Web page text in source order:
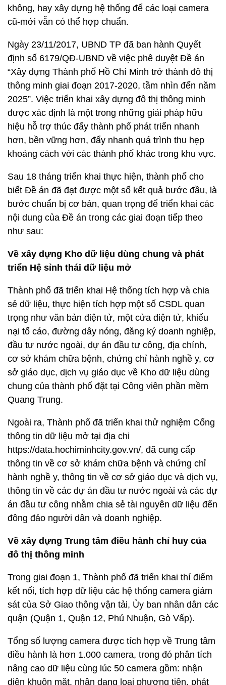
không, hay xây dựng hệ thống để các loại camera
cũ-mới vẫn có thể hợp chuẩn.
Ngày 23/11/2017, UBND TP đã ban hành Quyết
định số 6179/QĐ-UBND về việc phê duyệt Đề án
“Xây dựng Thành phố Hồ Chí Minh trở thành đô thị
thông minh giai đoạn 2017-2020, tầm nhìn đến năm
2025”. Việc triển khai xây dựng đô thị thông minh
được xác định là một trong những giải pháp hữu
hiệu hỗ trợ thúc đẩy thành phố phát triển nhanh
hơn, bền vững hơn, đẩy nhanh quá trình thu hẹp
khoảng cách với các thành phố khác trong khu vực.
Sau 18 tháng triển khai thực hiện, thành phố cho
biết Đề án đã đạt được một số kết quả bước đầu, là
bước chuẩn bị cơ bản, quan trọng để triển khai các
nội dung của Đề án trong các giai đoạn tiếp theo
như sau:
Về xây dựng Kho dữ liệu dùng chung và phát
triển Hệ sỉnh thái dữ liệu mở
Thành phố đã triển khai Hệ thống tích hợp và chia
sẻ dữ liệu, thực hiện tích hợp một số CSDL quan
trọng như văn bản điện tử, một cửa điện tử, khiếu
nại tố cáo, đường dây nóng, đăng ký doanh nghiệp,
đầu tư nước ngoài, dự án đầu tư công, địa chính,
cơ sở khám chữa bệnh, chứng chỉ hành nghề y, cơ
sở giáo dục, dịch vụ giáo dục về Kho dữ liệu dùng
chung của thành phố đặt tại Công viên phần mềm
Quang Trung.
Ngoài ra, Thành phố đã triển khai thử nghiệm Cổng
thông tin dữ liệu mở tại địa chi
https://data.hochiminhcity.gov.vn/, đã cung cấp
thông tin về cơ sở khám chữa bệnh và chứng chỉ
hành nghề y, thông tin về cơ sở giáo dục và dịch vụ,
thông tin về các dự án đầu tư nước ngoài và các dự
án đầu tư công nhằm chia sẻ tài nguyên dữ liệu đến
đông đảo người dân và doanh nghiệp.
Về xây dựng Trung tâm điều hành chỉ huy của
đô thị thông minh
Trong giai đoạn 1, Thành phố đã triển khai thí điếm
kết nối, tích hợp dữ liệu các hệ thống camera giám
sát của Sở Giao thông vận tải, Ủy ban nhân dân các
quận (Quận 1, Quận 12, Phú Nhuận, Gò Vấp).
Tổng số lượng camera được tích hợp về Trung tâm
điều hành là hơn 1.000 camera, trong đó phân tích
nâng cao dữ liệu cùng lúc 50 camera gồm: nhận
diện khuôn mặt, nhận dạng loại phương tiện, phát